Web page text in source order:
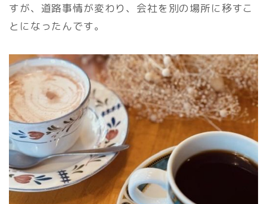
すが、道路事情が変わり、会社を別の場所に移すこ
とになったんです。